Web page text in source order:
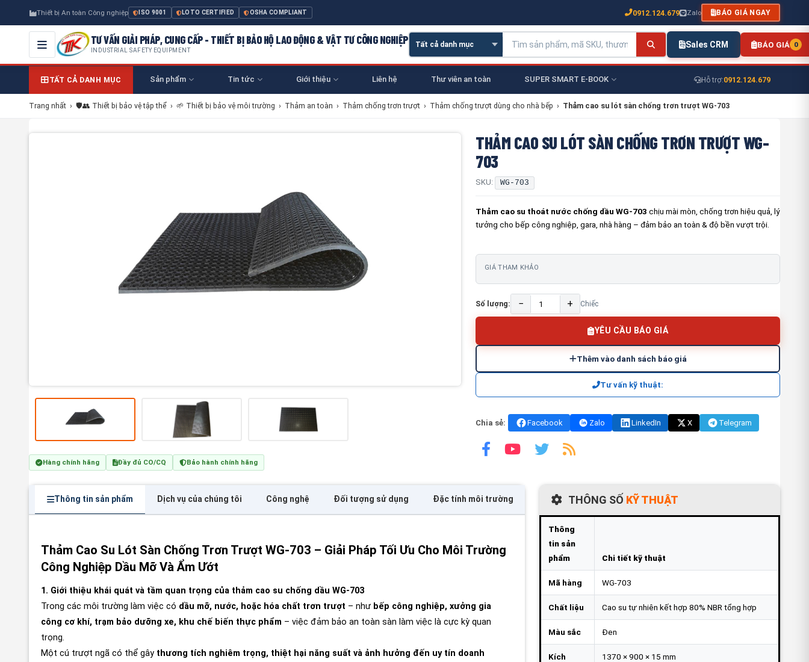
Thiết bị An toàn Công nghiệp ISO 9001 LOTO CERTIFIED OSHA COMPLIANT 0912.124.679 Zalo BÁO GIÁ NGAY
TƯ VẤN GIẢI PHÁP, CUNG CẤP - THIẾT BỊ BẢO HỘ LAO ĐỘNG & VẬT TƯ CÔNG NGHIỆP
INDUSTRIAL SAFETY EQUIPMENT
Sales CRM BÁO GIÁ 0
TẤT CẢ DANH MỤC Sản phẩm Tin tức Giới thiệu Liên hệ Thư viên an toàn SUPER SMART E-BOOK Hỗ trợ:0912.124.679
Trang nhất › 🛡️👥 Thiết bị bảo vệ tập thể › 🌱 Thiết bị bảo vệ môi trường › Thảm an toàn › Thảm chống trơn trượt › Thảm chống trượt dùng cho nhà bếp › Thảm cao su lót sàn chống trơn trượt WG-703
Hàng chính hãng Đầy đủ CO/CQ Bảo hành chính hãng
THẢM CAO SU LÓT SÀN CHỐNG TRƠN TRƯỢT WG-
703
SKU: WG-703
Thảm cao su thoát nước chống dầu WG-703 chịu mài mòn, chống trơn hiệu quả, lý
tưởng cho bếp công nghiệp, gara, nhà hàng – đảm bảo an toàn & độ bền vượt trội.
GIÁ THAM KHẢO
Số lượng: − + Chiếc
YÊU CẦU BÁO GIÁ
Thêm vào danh sách báo giá
Tư vấn kỹ thuật:
Chia sẻ: Facebook Zalo LinkedIn X Telegram
Thông tin sản phẩm Dịch vụ của chúng tôi Công nghệ Đối tượng sử dụng Đặc tính môi trường FAQ
Thảm Cao Su Lót Sàn Chống Trơn Trượt WG-703 – Giải Pháp Tối Ưu Cho Môi Trường
Công Nghiệp Dầu Mỡ Và Ẩm Ướt
1. Giới thiệu khái quát và tầm quan trọng của thảm cao su chống dầu WG-703
Trong các môi trường làm việc có dầu mỡ, nước, hoặc hóa chất trơn trượt – như bếp công nghiệp, xưởng gia
công cơ khí, trạm bảo dưỡng xe, khu chế biến thực phẩm – việc đảm bảo an toàn sàn làm việc là cực kỳ quan
trọng.
Một cú trượt ngã có thể gây thương tích nghiêm trọng, thiệt hại năng suất và ảnh hưởng đến uy tín doanh
THÔNG SỐ KỸ THUẬT
Thông
tin sản
phẩm
Chi tiết kỹ thuật
Mã hàng WG-703
Chất liệu Cao su tự nhiên kết hợp 80% NBR tổng hợp
Màu sắc Đen
Kích
1370 × 900 × 15 mm